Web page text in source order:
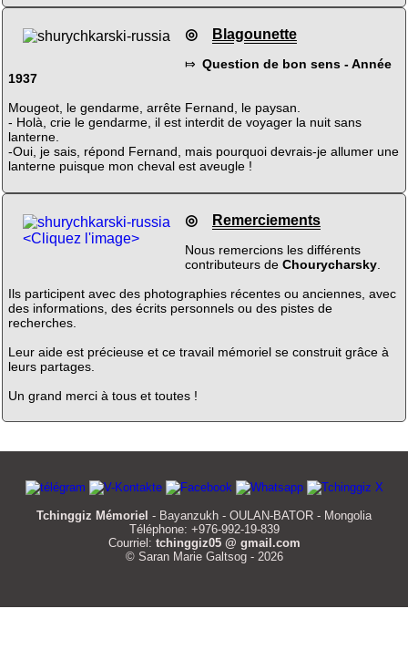
◎ Blagounette
⤇ Question de bon sens - Année
1937
Mougeot, le gendarme, arrête Fernand, le paysan.
- Holà, crie le gendarme, il est interdit de voyager la nuit sans
lanterne.
-Oui, je sais, répond Fernand, mais pourquoi devrais-je allumer une
lanterne puisque mon cheval est aveugle !
<Cliquez l'image>
◎ Remerciements
Nous remercions les différents
contributeurs de Chourycharsky.
Ils participent avec des photographies récentes ou anciennes, avec
des informations, des écrits personnels ou des pistes de
recherches.
Leur aide est précieuse et ce travail mémoriel se construit grâce à
leurs partages.
Un grand merci à tous et toutes !
Tchinggiz Mémoriel - Bayanzukh - OULAN-BATOR - Mongolia
Téléphone: +976-992-19-839
Courriel: tchinggiz05 @ gmail.com
© Saran Marie Galtsog - 2026